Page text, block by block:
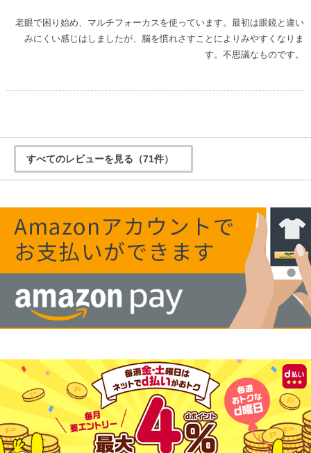
老眼で困り始め、マルチフォーカスを使っています。最初は眼鏡と違い
みにくい感じはしましたが、脳を慣れさすことによりみやすくなりま
す。不思議なものです。
すべてのレビューを見る（71件）